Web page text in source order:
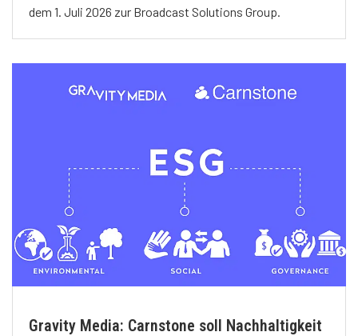
dem 1. Juli 2026 zur Broadcast Solutions Group.
Gravity Media: Carnstone soll Nachhaltigkeit